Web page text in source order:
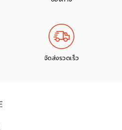
จัดส่งรวดเร็ว